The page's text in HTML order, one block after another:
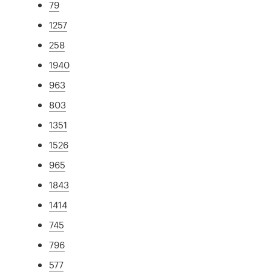
79
1257
258
1940
963
803
1351
1526
965
1843
1414
745
796
577